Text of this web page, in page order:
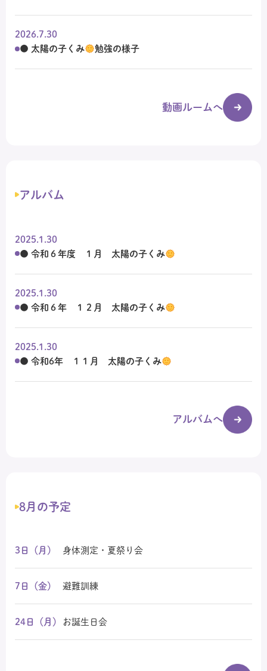
2026.7.30
● 太陽の子くみ
勉強の様子
動画ルームへ
アルバム
2025.1.30
● 令和６年度 １月 太陽の子くみ
2025.1.30
● 令和６年 １２月 太陽の子くみ
2025.1.30
● 令和6年 １１月 太陽の子くみ
アルバムへ
8月の予定
3日（月） 身体測定・夏祭り会
7日（金） 避難訓練
24日（月） お誕生日会